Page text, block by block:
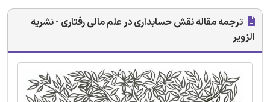
ترجمه مقاله نقش حسابداری در علم مالی رفتاری - نشریه
الزویر